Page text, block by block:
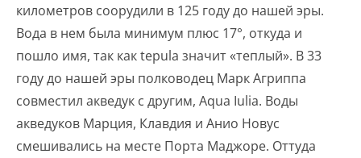
километров соорудили в 125 году до нашей эры.
Вода в нем была минимум плюс 17°, откуда и
пошло имя, так как tepula значит «теплый». В 33
году до нашей эры полководец Марк Агриппа
совместил акведук с другим, Aqua Iulia. Воды
акведуков Марция, Клавдия и Анио Новус
смешивались на месте Порта Маджоре. Оттуда